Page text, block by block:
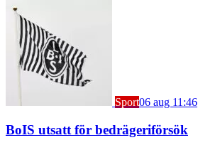
Sport06 aug 11:46
BoIS utsatt för bedrägeriförsök